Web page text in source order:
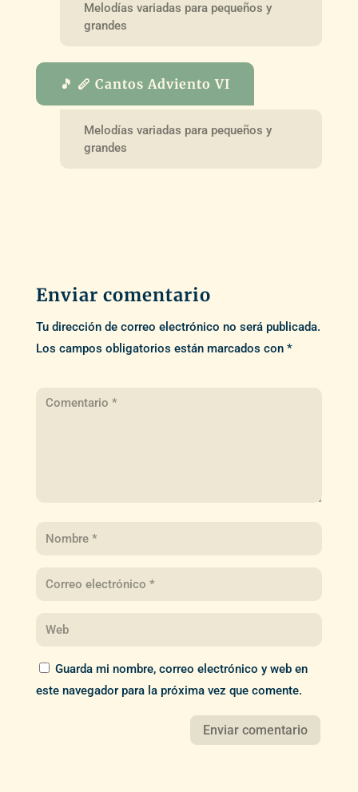
Melodías variadas para pequeños y
grandes
🎵 🪈 Cantos Adviento VI
Melodías variadas para pequeños y
grandes
Enviar comentario
Tu dirección de correo electrónico no será publicada.
Los campos obligatorios están marcados con *
Guarda mi nombre, correo electrónico y web en
este navegador para la próxima vez que comente.